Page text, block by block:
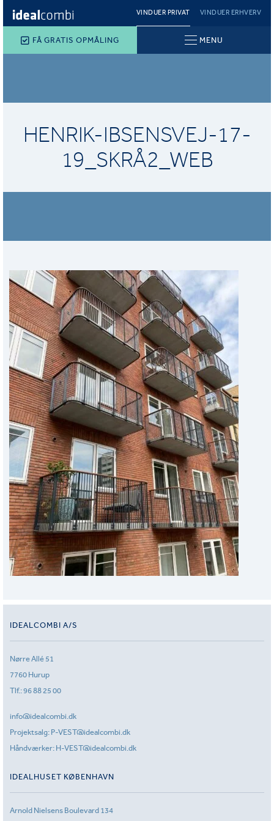
VINDUER PRIVAT VINDUER ERHVERV
FÅ GRATIS OPMÅLING MENU
HENRIK-IBSENSVEJ-17-
19_SKRÅ2_WEB
IDEALCOMBI A/S
Nørre Allé 51
7760 Hurup
Tlf.:96 88 25 00
info@idealcombi.dk
Projektsalg: P-VEST@idealcombi.dk
Håndværker: H-VEST@idealcombi.dk
IDEALHUSET KØBENHAVN
Arnold Nielsens Boulevard 134